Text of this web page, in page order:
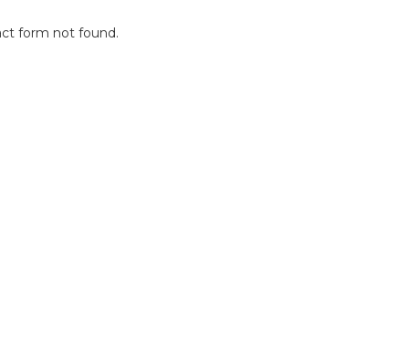
form not found.